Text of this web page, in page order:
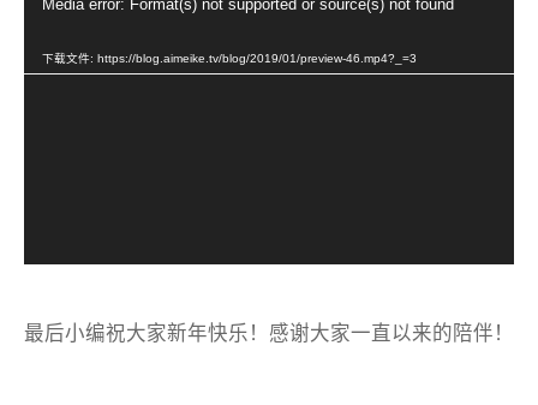
Media error: Format(s) not supported or source(s) not found
下载文件: https://blog.aimeike.tv/blog/2019/01/preview-46.mp4?_=3
最后小编祝大家新年快乐！感谢大家一直以来的陪伴！